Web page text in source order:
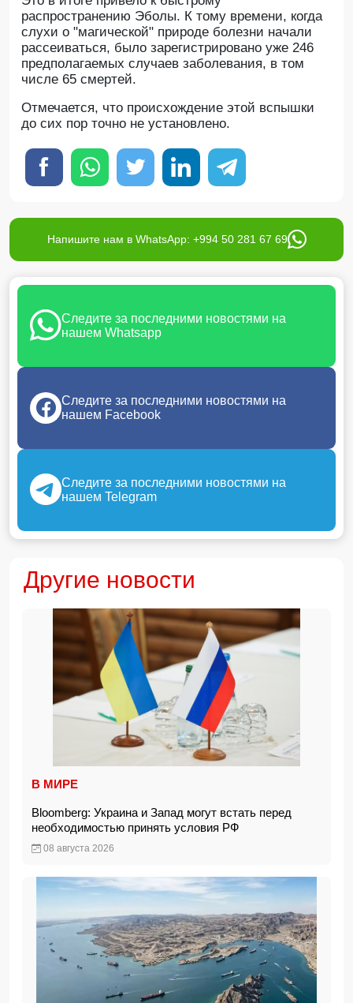
распространению Эболы. К тому времени, когда
слухи о "магической" природе болезни начали
рассеиваться, было зарегистрировано уже 246
предполагаемых случаев заболевания, в том
числе 65 смертей.
Отмечается, что происхождение этой вспышки
до сих пор точно не установлено.
Напишите нам в WhatsApp: +994 50 281 67 69
Следите за последними новостями на
нашем Whatsapp
Следите за последними новостями на
нашем Facebook
Следите за последними новостями на
нашем Telegram
Другие новости
В МИРЕ
Bloomberg: Украина и Запад могут встать перед
необходимостью принять условия РФ
08 августа 2026